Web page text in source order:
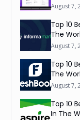
August 7,
Top 10
The
August 7,
Top 10
The
August 7,
Top 10
In The